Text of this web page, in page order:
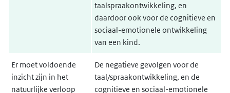
taalspraakontwikkeling, en
daardoor ook voor de cognitieve en
sociaal-emotionele ontwikkeling
van een kind.
Er moet voldoende
inzicht zijn in het
natuurlijke verloop
De negatieve gevolgen voor de
taal/spraakontwikkeling, en de
cognitieve en sociaal-emotionele